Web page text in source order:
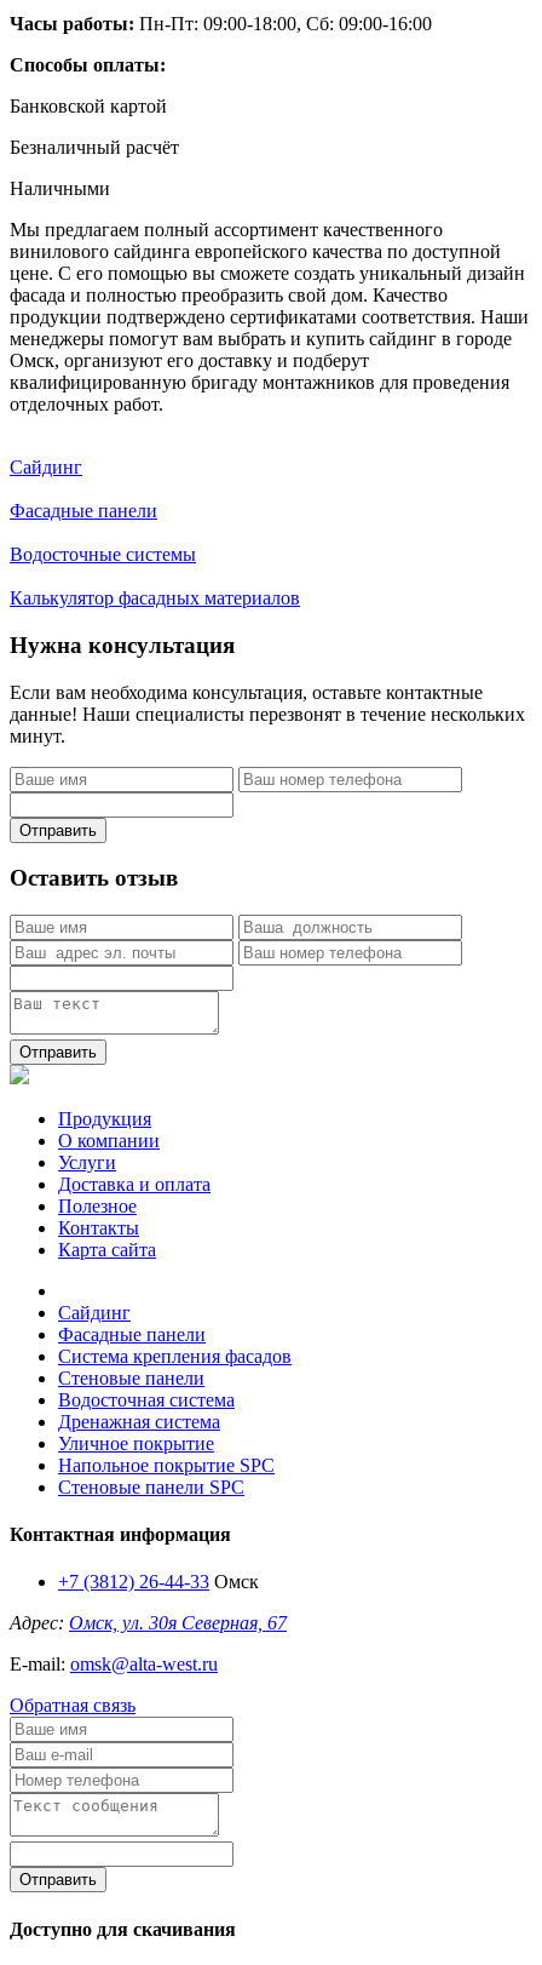
Часы работы: Пн-Пт: 09:00-18:00, Сб: 09:00-16:00
Способы оплаты:
Банковской картой
Безналичный расчёт
Наличными
Мы предлагаем полный ассортимент качественного
винилового сайдинга европейского качества по доступной
цене. С его помощью вы сможете создать уникальный дизайн
фасада и полностью преобразить свой дом. Качество
продукции подтверждено сертификатами соответствия. Наши
менеджеры помогут вам выбрать и купить сайдинг в городе
Омск, организуют его доставку и подберут
квалифицированную бригаду монтажников для проведения
отделочных работ.
Сайдинг
Фасадные панели
Водосточные системы
Калькулятор фасадных материалов
Нужна консультация
Если вам необходима консультация, оставьте контактные
данные! Наши специалисты перезвонят в течение нескольких
минут.
Отправить
Оставить отзыв
Отправить
Продукция
О компании
Услуги
Доставка и оплата
Полезное
Контакты
Карта сайта
Сайдинг
Фасадные панели
Система крепления фасадов
Стеновые панели
Водосточная система
Дренажная система
Уличное покрытие
Напольное покрытие SPC
Стеновые панели SPC
Контактная информация
+7 (3812) 26-44-33 Омск
Адрес: Омск, ул. 30я Северная, 67
E-mail: omsk@alta-west.ru
Обратная связь
Отправить
Доступно для скачивания